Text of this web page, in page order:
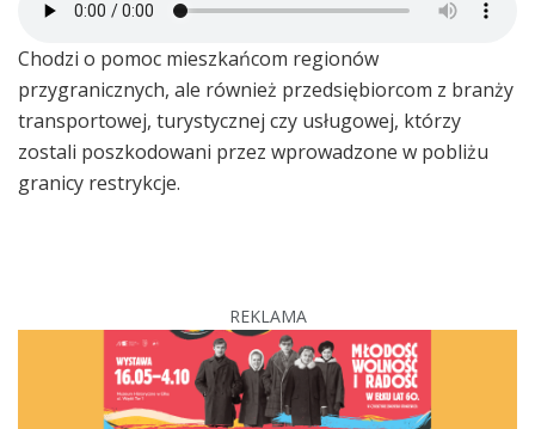
Chodzi o pomoc mieszkańcom regionów
przygranicznych, ale również przedsiębiorcom z branży
transportowej, turystycznej czy usługowej, którzy
zostali poszkodowani przez wprowadzone w pobliżu
granicy restrykcje.
REKLAMA